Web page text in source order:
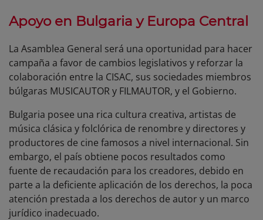
Apoyo en Bulgaria y Europa Central
La Asamblea General será una oportunidad para hacer
campaña a favor de cambios legislativos y reforzar la
colaboración entre la CISAC, sus sociedades miembros
búlgaras MUSICAUTOR y FILMAUTOR, y el Gobierno.
Bulgaria posee una rica cultura creativa, artistas de
música clásica y folclórica de renombre y directores y
productores de cine famosos a nivel internacional. Sin
embargo, el país obtiene pocos resultados como
fuente de recaudación para los creadores, debido en
parte a la deficiente aplicación de los derechos, la poca
atención prestada a los derechos de autor y un marco
jurídico inadecuado.